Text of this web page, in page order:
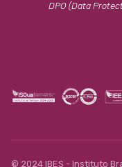
DPO (Data
© 2024 IBES - Instituto